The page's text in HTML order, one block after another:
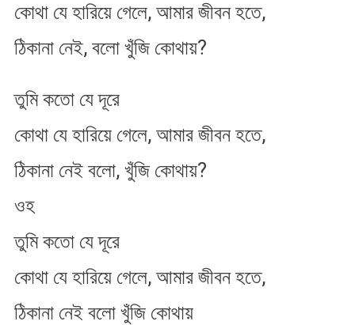
Dure
তুমি
দূরে
কোথা যে হারিয়ে গেলে, আমার জীবন হতে,
ঠিকানা নেই, বলো খুঁজি কোথায়?
তুমি কতো যে দূরে
কোথা যে হারিয়ে গেলে, আমার জীবন হতে,
ঠিকানা নেই বলো, খুঁজি কোথায়?
ওহ
তুমি কতো যে দূরে
কোথা যে হারিয়ে গেলে, আমার জীবন হতে,
ঠিকানা নেই বলো খুঁজি কোথায়